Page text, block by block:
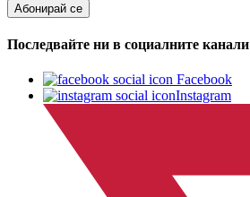
Абонирай се
Последвайте ни в социалните канали
Facebook
Instagram